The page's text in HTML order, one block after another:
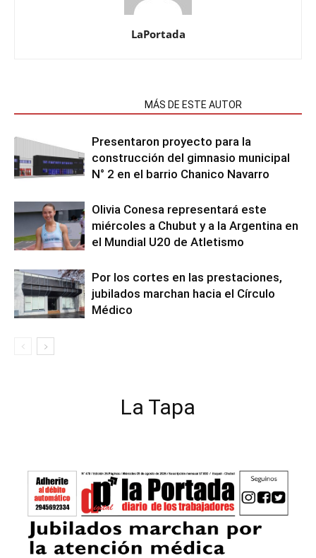
LaPortada
MÁS DE ESTE AUTOR
Presentaron proyecto para la
construcción del gimnasio municipal
N° 2 en el barrio Chanico Navarro
Olivia Conesa representará este
miércoles a Chubut y a la Argentina en
el Mundial U20 de Atletismo
Por los cortes en las prestaciones,
jubilados marchan hacia el Círculo
Médico
La Tapa